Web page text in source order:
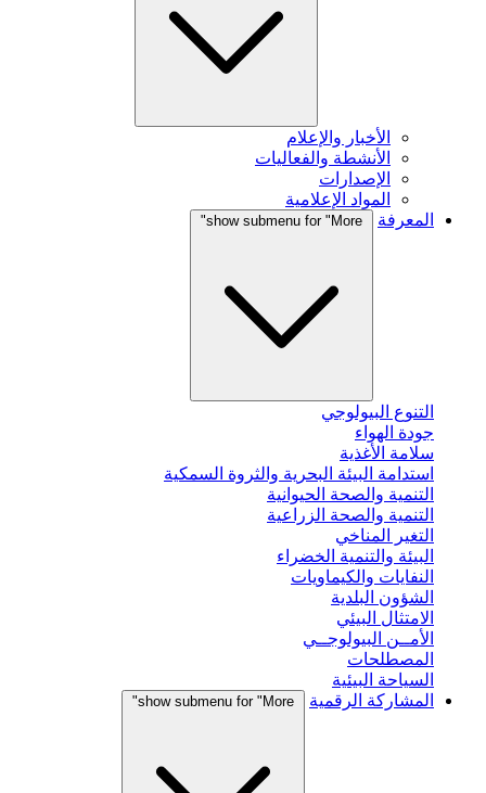
الأخبار والإعلام
الأنشطة والفعاليات
الإصدارات
المواد الإعلامية
المعرفة
show submenu for "More"
التنوع البيولوجي
جودة الهواء
سلامة الأغذية
استدامة البيئة البحرية والثروة السمكية
التنمية والصحة الحيوانية
التنمية والصحة الزراعية
التغير المناخي
البيئة والتنمية الخضراء
النفايات والكيماويات
الشؤون البلدية
الامتثال البيئي
الأمــن البيولوجــي
المصطلحات
السياحة البيئية
المشاركة الرقمية
show submenu for "More"